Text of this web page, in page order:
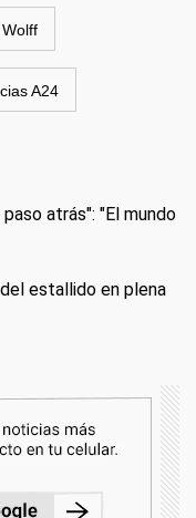
A24
atrás": "El mundo
estallido en plena